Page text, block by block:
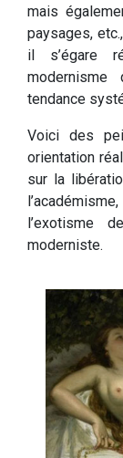
mais
paysages,
il s’égare
tendance
Voici des
orientation
sur la
l’exotisme
moderniste.